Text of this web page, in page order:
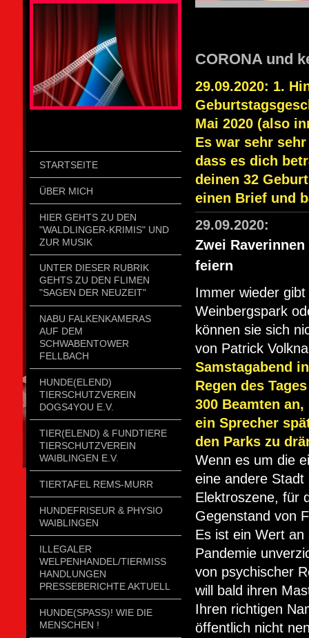
STARTSEITE
ÜBER MICH
HIER GEHTS ZU DEN
"WALDLINGER-KRIMIS" UND
ZUR MUSIK
UNTER DIESER RUBRIK
GEHTS ZU DEN FLIMEN
"SAGEN DER NEUZEIT"
NABU FALKENKAMERAS
AUF DEM
SCHWABENTOWER
FELLBACH
HUNDE(ELEND)
TIERSCHUTZVEREIN
DOGS4YOU E.V.
TIER(ELEND) & FUNDTIERE
TIERSCHUTZVEREIN
WAIBLINGEN E.V.
TIERTAFEL REMS-MURR
HUNDEFRISEUR & PHYSIO
WAIBLINGEN
ILLEGALER
WELPENHANDEL/TIERMISSH
ANDLUNGEN P
RESSEBERICHTE AKTUELL
HUNDE(SPASS)! WIE DIE
MENSCHEN !
CORONA und
29.09.2020: 1.
Mai 2020 (also
Es war sehr
dass es dich
deinen 32
einen Brief und
29.09.2020:
Zwei
feiern
Immer wieder
Weinbergspark
können sie sich
von Patrick
Samstagabend
Regen des
300 Beamten
ein Sprecher
den Parks zu
Wenn es um die
eine andere
Elektroszene, für
Gegenstand von
Es ist ein Wert
Pandemie
von psychischer
will bald ihren
Ihren richtigen
öffentlich nicht